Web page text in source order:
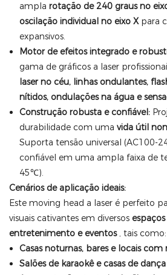
ampla rotação de 240 graus no
oscilação individual no eixo Xpara
expansivos.
Motor de efeitos integrado e
gama de gráficos a laser
laser no céu, linhas ondulantes,
nítidos, ondulações na água e
Construção robusta e confiável:
durabilidade com uma vida útil
Suporta tensão universal (AC100-
confiável em uma ampla faixa de
45℃).
Cenários de aplicação ideais:
Este moving head a laser é perfeito
visuais cativantes em diversos
entretenimento e eventos, tais como:
Casas noturnas, bares e locais com
Salões de karaokê e casas de dança